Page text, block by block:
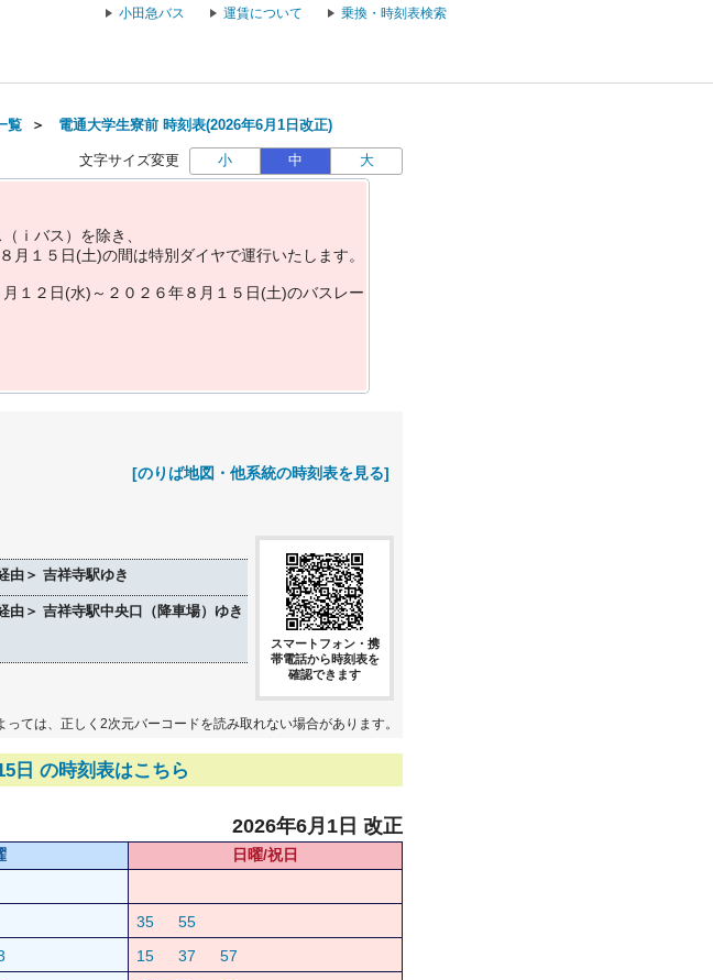
小田急バス 運賃について 乗換・時刻表検索
覧 ＞ 電通大学生寮前 時刻表(2026年6月1日改正)
文字サイズ変更 小 中 大
（ ｉ バス ） を除き
８ 月 １ ５ 日(土)の間は特別 ダイヤで運行いた し ます。
月 １ ２ 日(水) ～ ２ ０ ２ ６年８ 月 １ ５ 日(土)のバス レー
[のりば地図・他系統の時刻表を見る]
由＞ 吉祥寺駅ゆき
由＞ 吉祥寺駅中央口（降車場）ゆき
スマートフォン・携
帯電話から時刻表を
確認できます
ては、正しく2次元バーコードを読み取れない場合があります。
日 の時刻表はこちら
2026年6月1日 改正
日曜/祝日
35
55
15 37
57